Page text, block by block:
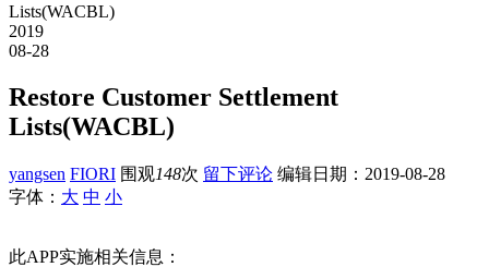
Lists(WACBL)
2019
08-28
Restore Customer Settlement
Lists(WACBL)
yangsen FIORI 围观148次 留下评论 编辑日期： 2019-08-28
字体： 大 中 小
此APP实施相关信息：